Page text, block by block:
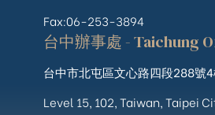
Fax:06-253-3894
台中辦事處 - Taichung
台中市北屯區文心路四段288號
Level 15, 102, Taiwan, Taipei